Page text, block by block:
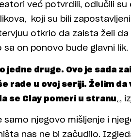
već potvrdili, odlučili su
koji su bili
otkrio da zaista želi
sa on ponovo bude glavni lik.
jedne druge. Ovo je sada
rade u ovoj seriji. Želim
se Clay pomeri u stranu„,
samo njegovo mišljenje i
nas ne bi začudilo.